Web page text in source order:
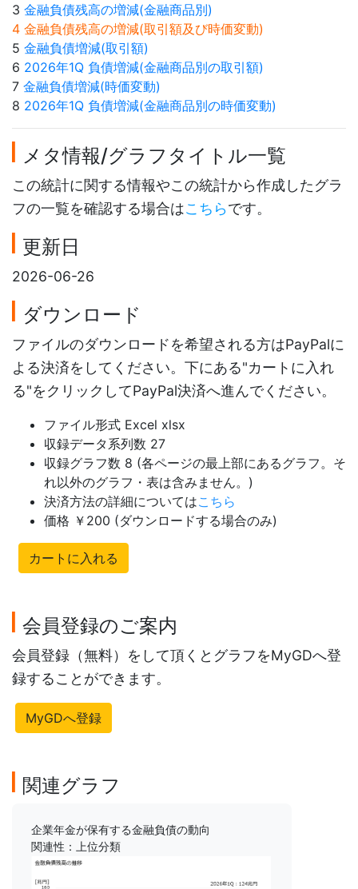
3 金融負債残高の増減(金融商品別)
4 金融負債残高の増減(取引額及び時価変動)
5 金融負債増減(取引額)
6 2026年1Q 負債増減(金融商品別の取引額)
7 金融負債増減(時価変動)
8 2026年1Q 負債増減(金融商品別の時価変動)
メタ情報/グラフタイトル一覧
この統計に関する情報やこの統計から作成したグラ
フの一覧を確認する場合はこちらです。
更新日
2026-06-26
ダウンロード
ファイルのダウンロードを希望される方はPayPalに
よる決済をしてください。下にある"カートに入れ
る"をクリックしてPayPal決済へ進んでください。
ファイル形式 Excel xlsx
収録データ系列数 27
収録グラフ数 8 (各ページの最上部にあるグラフ。そ
れ以外のグラフ・表は含みません。)
決済方法の詳細についてはこちら
価格 ￥200 (ダウンロードする場合のみ)
カートに入れる
会員登録のご案内
会員登録（無料）をして頂くとグラフをMyGDへ登
録することができます。
MyGDへ登録
関連グラフ
企業年金が保有する金融負債の動向
関連性：上位分類